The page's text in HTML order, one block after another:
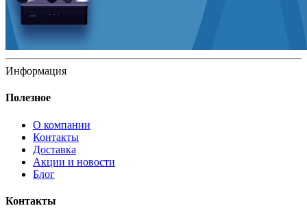
Информация
Полезное
О компании
Контакты
Доставка
Акции и новости
Блог
Контакты